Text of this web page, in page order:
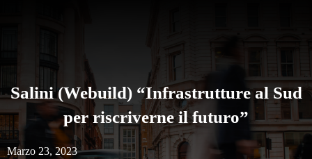
Salini (Webuild) “Infrastrutture al Sud
per riscriverne il futuro”
Marzo 23, 2023